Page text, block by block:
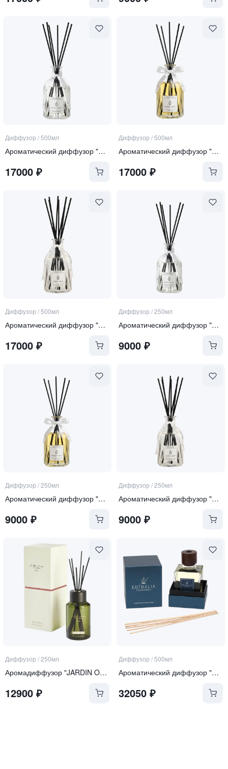
Диффузор /500мл
Ароматический диффузор "Sea Salt and Orchid"
17000 ₽
Диффузор /500мл
Ароматический диффузор "Tonka and Oud"
17000₽
Диффузор /500мл
Ароматический диффузор "Soft Linen & Cotton"
17000 ₽
Диффузор /250мл
Ароматический диффузор "Sea Salt and Orchid"
9000₽
Диффузор /250мл
Ароматический диффузор "Tonka and Oud"
9000 ₽
Диффузор /250мл
Ароматический диффузор "Soft Linen & Cotton"
9000₽
Диффузор /250мл
Аромадиффузор "JARDIN ORIENT"
12900 ₽
Диффузор /500мл
Ароматический диффузор "Zanzibar"
32050₽